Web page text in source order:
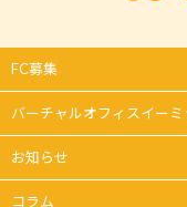
FC募集
バーチャルオフィスイーミ
お知らせ
コラム